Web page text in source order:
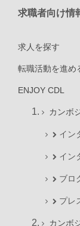
求職者向け情
求人を探す
転職活動を進め
ENJOY CDL
カンボ
イン
イン
ブロ
プレ
カンボ